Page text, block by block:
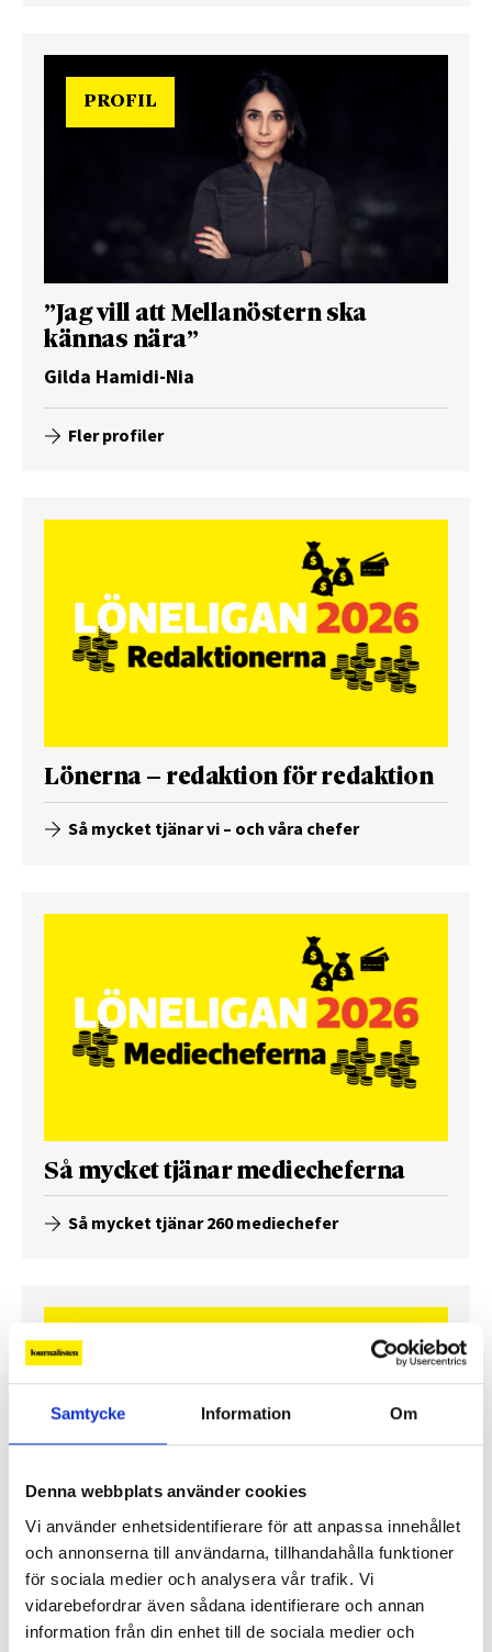
Samtycke Information Om
Denna webbplats använder cookies
Vi använder enhetsidentifierare för att anpassa innehållet
och annonserna till användarna, tillhandahålla funktioner
för sociala medier och analysera vår trafik. Vi
vidarebefordrar även sådana identifierare och annan
information från din enhet till de sociala medier och
PROFIL
”Jag vill att Mellanöstern ska
kännas nära”
Gilda Hamidi-Nia
Fler profiler
Lönerna – redaktion för redaktion
Så mycket tjänar vi – och våra chefer
Så mycket tjänar mediecheferna
Så mycket tjänar 260 mediechefer
Enorma skillnader mellan
chefredaktörerna
Så mycket tjänar dagspresscheferna